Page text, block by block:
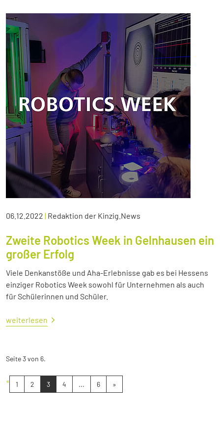
06.12.2022 | Redaktion der Kinzig.News
Zweite Robotics Week in Gelnhausen ein
großer Erfolg
Viele Denkanstöße und Aha-Erlebnisse gab es bei Hessens
einziger Robotics Week sowohl für Unternehmen als auch
für Schülerinnen und Schüler.
weiterlesen
Seite 3 von 6.
« 1 2 3 4 ... 6 »